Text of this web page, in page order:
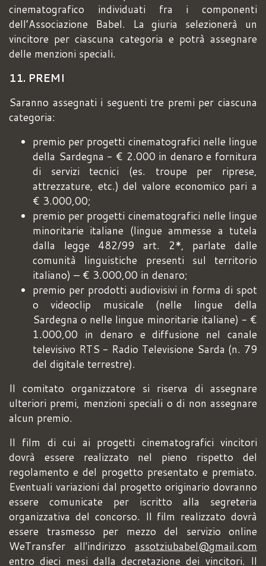
cinematografico individuati fra i componenti
dell’Associazione Babel. La giuria selezionerà un
vincitore per ciascuna categoria e potrà assegnare
delle menzioni speciali.
11. PREMI
Saranno assegnati i seguenti tre premi per ciascuna
categoria:
premio per progetti cinematografici nelle lingue
della Sardegna - € 2.000 in denaro e fornitura
di servizi tecnici (es. troupe per riprese,
attrezzature, etc.) del valore economico pari a
€ 3.000,00;
premio per progetti cinematografici nelle lingue
minoritarie italiane (lingue ammesse a tutela
dalla legge 482/99 art. 2*, parlate dalle
comunità linguistiche presenti sul territorio
italiano) – € 3.000,00 in denaro;
premio per prodotti audiovisivi in forma di spot
o videoclip musicale (nelle lingue della
Sardegna o nelle lingue minoritarie italiane) - €
1.000,00 in denaro e diffusione nel canale
televisivo RTS - Radio Televisione Sarda (n. 79
del digitale terrestre).
Il comitato organizzatore si riserva di assegnare
ulteriori premi, menzioni speciali o di non assegnare
alcun premio.
Il film di cui ai progetti cinematografici vincitori
dovrà essere realizzato nel pieno rispetto del
regolamento e del progetto presentato e premiato.
Eventuali variazioni dal progetto originario dovranno
essere comunicate per iscritto alla segreteria
organizzativa del concorso. Il film realizzato dovrà
essere trasmesso per mezzo del servizio online
WeTransfer all'indirizzo assotziubabel@gmail.com
entro dieci mesi dalla decretazione dei vincitori. Il